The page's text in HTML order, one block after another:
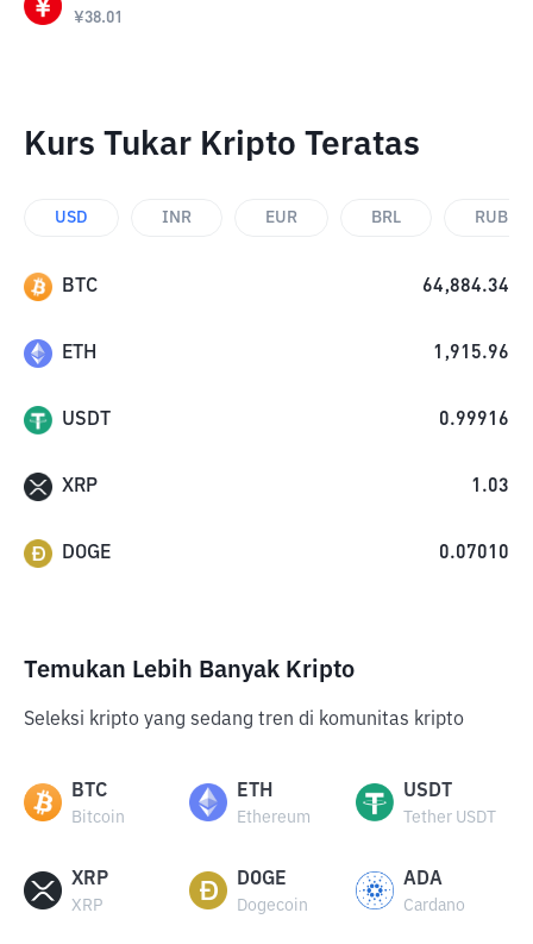
¥38.01
Kurs Tukar Kripto Teratas
USD INR EUR BRL RUB
BTC 64,884.34
ETH 1,915.96
USDT 0.99916
XRP 1.03
DOGE 0.07010
Temukan Lebih Banyak Kripto
Seleksi kripto yang sedang tren di komunitas kripto
BTC
Bitcoin
ETH
Ethereum
USDT
Tether USDT
XRP
XRP
DOGE
Dogecoin
ADA
Cardano